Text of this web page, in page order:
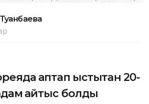
аптап ыстықтан 20-
қайтыс болды